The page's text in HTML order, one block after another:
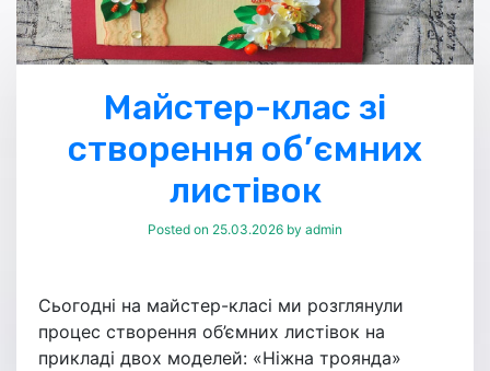
Майстер-клас зі
створення об’ємних
листівок
Posted on 25.03.2026 by admin
Сьогодні на майстер-класі ми розглянули
процес створення об’ємних листівок на
прикладі двох моделей: «Ніжна троянда»